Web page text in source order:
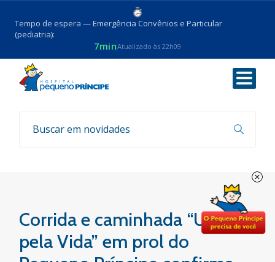
Tempo de espera — Emergência Convênios e Particular
(pediatria):
7minAtualizado às 22h09
Voltar
Notícias
Corrida e caminhada “Unidos
pela Vida” em prol do